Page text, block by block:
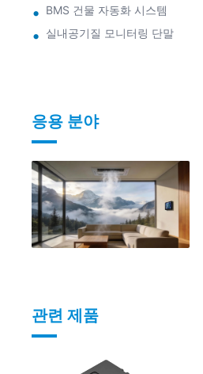
BMS 건물 자동화 시스템
실내공기질 모니터링 단말
응용 분야
관련 제품